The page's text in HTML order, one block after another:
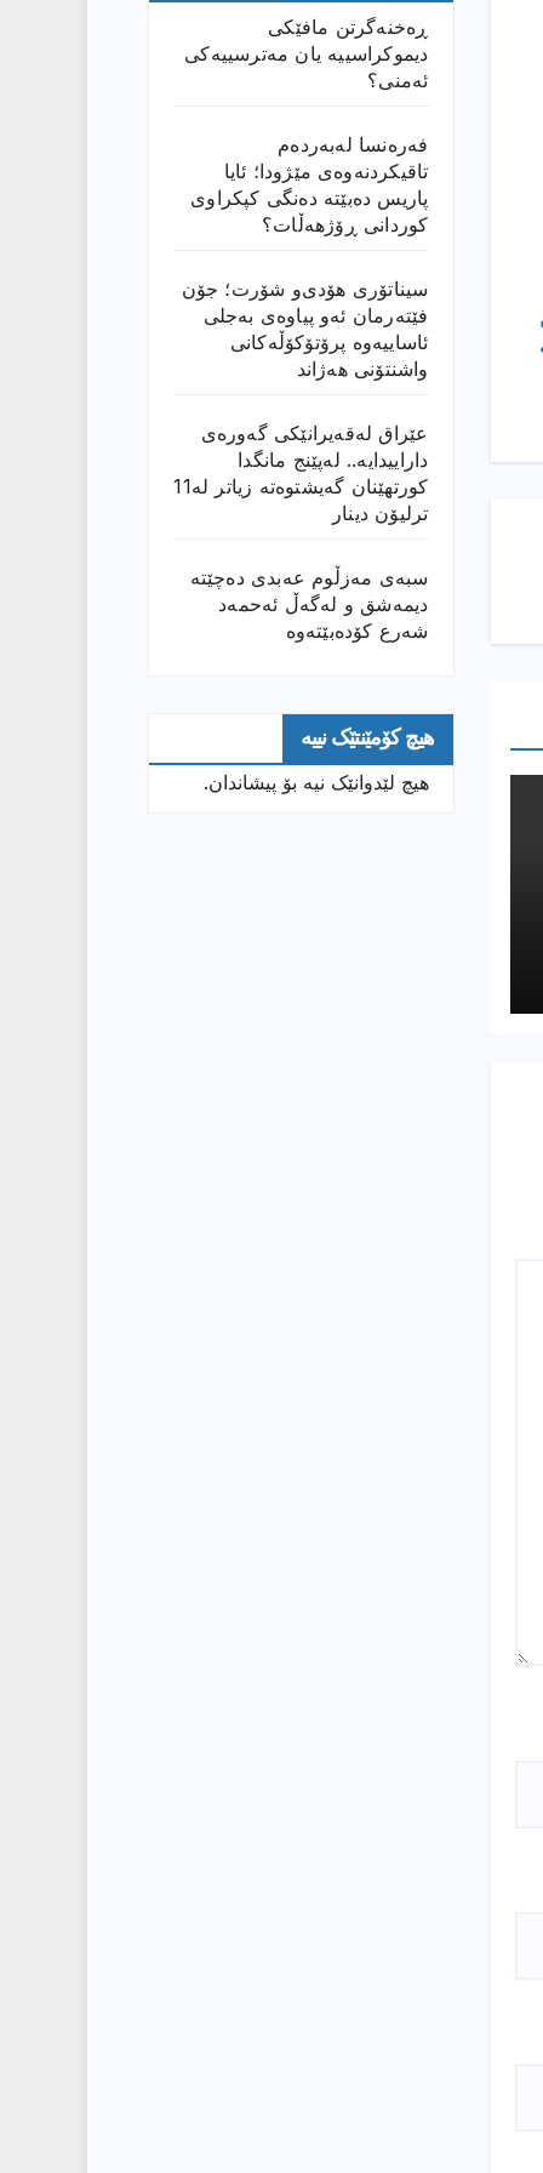
ڕەخنەگرتن مافێکی
دیموکراسییە یان مەترسییەکی
ئەمنی؟
فەرەنسا لەبەردەم
تاقیکردنەوەی مێژودا؛ ئایا
پاریس دەبێتە دەنگی کپکراوی
کوردانی ڕۆژھەڵات؟
سیناتۆری هۆدی‌و شۆرت؛ جۆن
فێتەرمان ئەو پیاوەی بەجلی
ئاساییەوە پرۆتۆکۆڵەکانی
واشنتۆنی هەژاند
عێراق له‌قه‌یرانێكى گه‌وره‌ى
داراییدایه‌.. له‌پێنج مانگدا
كورتهێنان گه‌یشتوه‌ته‌ زیاتر له‌11
ترلیۆن دینار
سبەی مەزڵوم عەبدی دەچێتە
دیمەشق و لەگەڵ ئەحمەد
شەرع کۆدەبێتەوە
هیچ کۆمێنتێک نییە
هیچ لێدوانێک نیە بۆ پیشاندان.